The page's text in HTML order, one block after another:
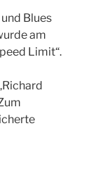
Blues
am
Limit“.